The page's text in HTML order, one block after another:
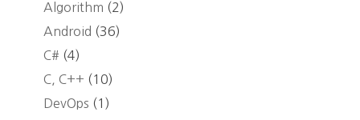
Algorithm (2)
Android (36)
C# (4)
C, C++ (10)
DevOps (1)